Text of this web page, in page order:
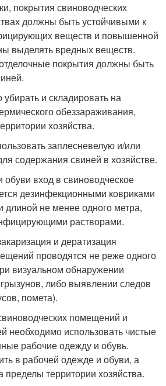
покрытия свиноводческих
должны быть устойчивыми к
веществ и повышенной
выделять вредных веществ.
покрытия должны быть
и складировать на
обеззараживания,
хозяйства.
заплесневелую и/или
содержания свиней в хозяйстве.
вход в свиноводческое
дезинфекционными ковриками
длиной не менее одного метра,
растворами.
и дератизация
проводятся не реже одного
визуальном обнаружении
либо выявлении следов
помета).
помещений и
необходимо использовать чистые
рабочие одежду и обувь.
в рабочей одежде и обуви, а
пределы территории хозяйства.